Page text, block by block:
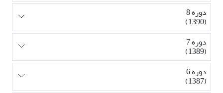
دوره 8
(1390)
دوره 7
(1389)
دوره 6
(1387)